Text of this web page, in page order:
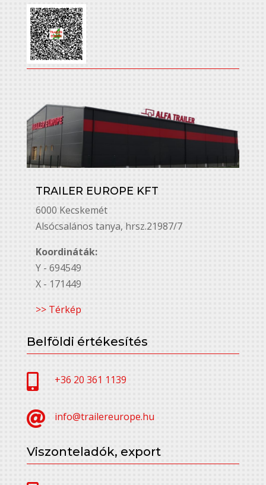
TRAILER EUROPE KFT
6000 Kecskemét
Alsó￳csalános tanya, hrsz.21987/7
Koordináták:
Y - 694549
X - 171449
>> Térkép
Belföldi értékesítés
 +36 20 361 1139
 info@trailereurope.hu
Viszonteladók, export